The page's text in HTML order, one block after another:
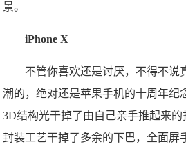
景。
iPhone X
不管你喜欢还是讨厌，不得不说
潮的，绝对还是苹果手机的十周年
3D结构光干掉了由自己亲手推起来
封装工艺干掉了多余的下巴，全面屏